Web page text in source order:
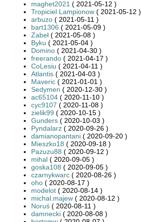
maghet2021 ( 2021-05-12 )
Tropiciel Lampionow ( 2021-05-12 )
arbuzo ( 2021-05-11 )
bart1306 ( 2021-05-09 )
Zabeł ( 2021-05-08 )
Byku ( 2021-05-04 )
Domino ( 2021-04-30 )
freerando ( 2021-04-17 )
CoLesiu ( 2021-04-11 )
Atlantis ( 2021-04-03 )
Maveric ( 2021-01-01 )
Sedymen ( 2020-12-30 )
ac65104 ( 2020-11-10 )
cyc9107 ( 2020-11-08 )
zielik99 ( 2020-10-15 )
Gunders ( 2020-10-03 )
Pyndalarz ( 2020-09-26 )
damianopantani ( 2020-09-20 )
Mieszko18 ( 2020-09-18 )
Pazuzu88 ( 2020-09-12 )
mihal ( 2020-09-05 )
goska108 ( 2020-09-05 )
czarnykwarc ( 2020-08-26 )
oho ( 2020-08-17 )
modelot ( 2020-08-14 )
michal.majew ( 2020-08-12 )
Noruś ( 2020-08-11 )
damnecki ( 2020-08-08 )